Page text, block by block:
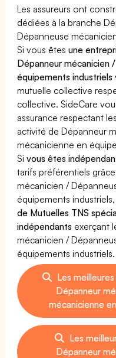
Les assureurs ont
dédiées à la branche
Dépanneuse
Si vous êtesune
Dépanneur mécanicien
équipements industriels
mutuelle collective
collective. SideCare
assurance respectant
activité de Dépanneur
mécanicienne en
Sivous êtes
tarifs préférentiels
mécanicien /
équipements
de Mutuelles TNS
indépendants exerçant
mécanicien /
équipements industriels.
Les
Dépanneur
mécanicienne
Les
Dépanneur